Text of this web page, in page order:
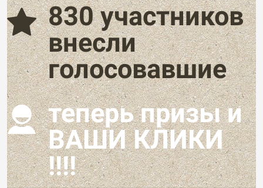
830 участников
внесли
голосовавшие
теперь призы и
ВАШИ КЛИКИ
!!!!